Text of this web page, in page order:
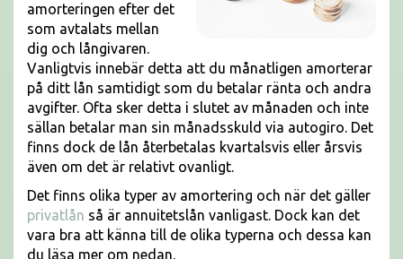
amorteringen efter det
som avtalats mellan
dig och långivaren.
Vanligtvis innebär detta att du månatligen amorterar
på ditt lån samtidigt som du betalar ränta och andra
avgifter. Ofta sker detta i slutet av månaden och inte
sällan betalar man sin månadsskuld via autogiro. Det
finns dock de lån återbetalas kvartalsvis eller årsvis
även om det är relativt ovanligt.
Det finns olika typer av amortering och när det gäller
privatlån så är annuitetslån vanligast. Dock kan det
vara bra att känna till de olika typerna och dessa kan
du läsa mer om nedan.